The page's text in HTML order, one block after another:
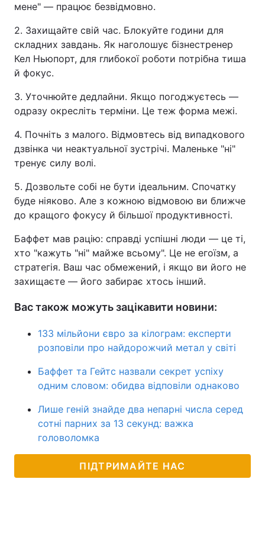
мене" — працює безвідмовно.
2. Захищайте свій час. Блокуйте години для
складних завдань. Як наголошує бізнестренер
Кел Ньюпорт, для глибокої роботи потрібна тиша
й фокус.
3. Уточнюйте дедлайни. Якщо погоджуєтесь —
одразу окресліть терміни. Це теж форма межі.
4. Почніть з малого. Відмовтесь від випадкового
дзвінка чи неактуальної зустрічі. Маленьке "ні"
тренує силу волі.
5. Дозвольте собі не бути ідеальним. Спочатку
буде ніяково. Але з кожною відмовою ви ближче
до кращого фокусу й більшої продуктивності.
Баффет мав рацію: справді успішні люди — це ті,
хто "кажуть "ні" майже всьому". Це не егоїзм, а
стратегія. Ваш час обмежений, і якщо ви його не
захищаєте — його забирає хтось інший.
Вас також можуть зацікавити новини:
133 мільйони євро за кілограм: експерти
розповіли про найдорожчий метал у світі
Баффет та Гейтс назвали секрет успіху
одним словом: обидва відповіли однаково
Лише геній знайде два непарні числа серед
сотні парних за 13 секунд: важка
головоломка
ПІДТРИМАЙТЕ НАС